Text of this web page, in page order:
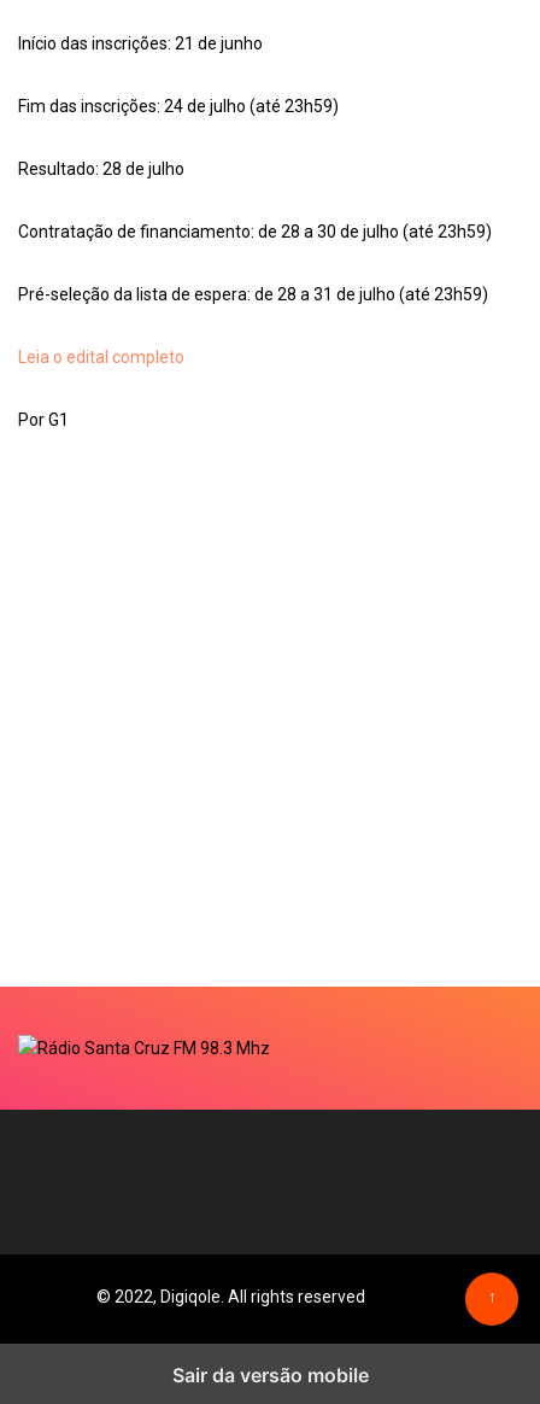
Início das inscrições: 21 de junho
Fim das inscrições: 24 de julho (até 23h59)
Resultado: 28 de julho
Contratação de financiamento: de 28 a 30 de julho (até 23h59)
Pré-seleção da lista de espera: de 28 a 31 de julho (até 23h59)
Leia o edital completo
Por G1
© 2022, Digiqole. All rights reserved ↑
Sair da versão mobile